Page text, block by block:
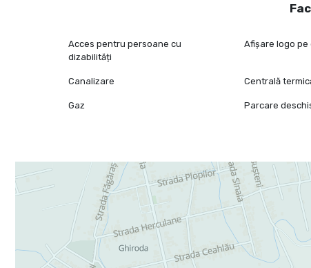
Acces pentru persoane cu
dizabilități
Afișare logo pe
Canalizare Centrală
Gaz Parcare